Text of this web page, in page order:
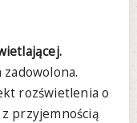
rozświetlenia o
z przyjemnością